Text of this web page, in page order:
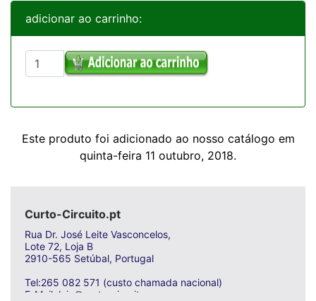
adicionar ao carrinho:
Este produto foi adicionado ao nosso catálogo em
quinta-feira 11 outubro, 2018.
Curto-Circuito.pt
Rua Dr. José Leite Vasconcelos,
Lote 72, Loja B
2910-565 Setúbal, Portugal
Tel:265 082 571 (custo chamada nacional)
E-Mail: loja@curto-circuito.com